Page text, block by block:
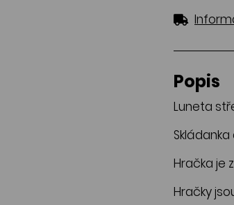
Popis
Luneta
Hračka je
Hračky